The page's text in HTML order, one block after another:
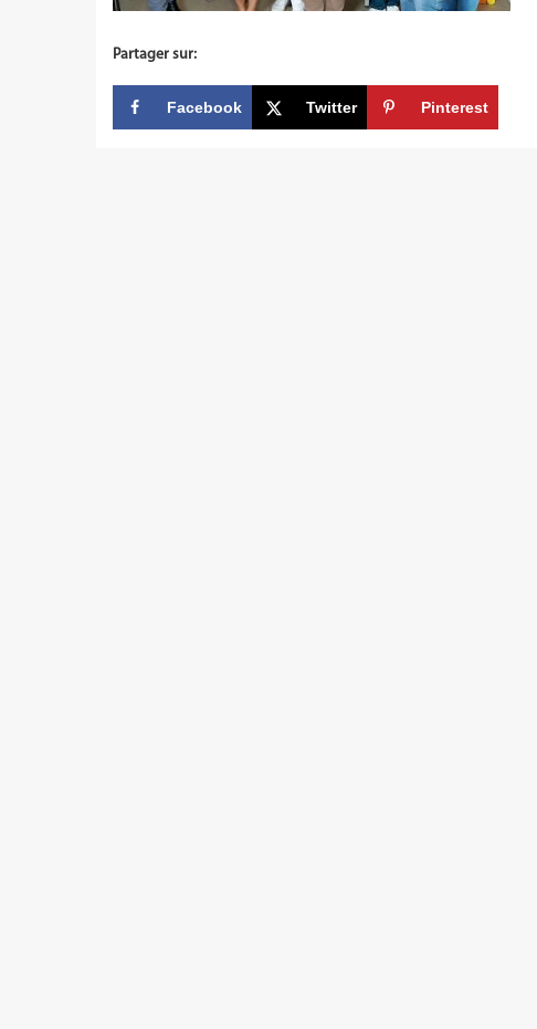
Partager sur:
Facebook Twitter Pinterest